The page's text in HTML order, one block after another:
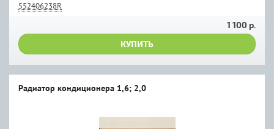
552406238R
1 100 р.
КУПИТЬ
Радиатор кондиционера 1,6; 2,0